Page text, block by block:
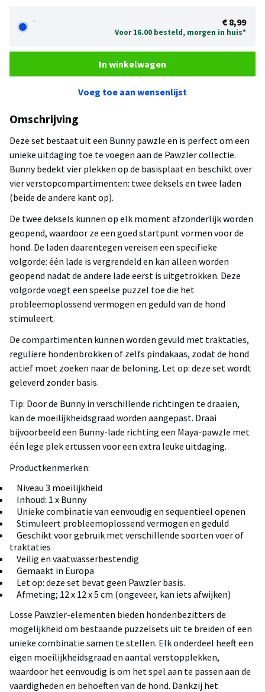
- € 8,99
Voor 16.00 besteld, morgen in huis*
In winkelwagen
Voeg toe aan wensenlijst
Omschrijving
Deze set bestaat uit een Bunny pawzle en is perfect om een
unieke uitdaging toe te voegen aan de Pawzler collectie.
Bunny bedekt vier plekken op de basisplaat en beschikt over
vier verstopcompartimenten: twee deksels en twee laden
(beide de andere kant op).
De twee deksels kunnen op elk moment afzonderlijk worden
geopend, waardoor ze een goed startpunt vormen voor de
hond. De laden daarentegen vereisen een specifieke
volgorde: één lade is vergrendeld en kan alleen worden
geopend nadat de andere lade eerst is uitgetrokken. Deze
volgorde voegt een speelse puzzel toe die het
probleemoplossend vermogen en geduld van de hond
stimuleert.
De compartimenten kunnen worden gevuld met traktaties,
reguliere hondenbrokken of zelfs pindakaas, zodat de hond
actief moet zoeken naar de beloning. Let op: deze set wordt
geleverd zonder basis.
Tip: Door de Bunny in verschillende richtingen te draaien,
kan de moeilijkheidsgraad worden aangepast. Draai
bijvoorbeeld een Bunny-lade richting een Maya-pawzle met
één lege plek ertussen voor een extra leuke uitdaging.
Productkenmerken:
Niveau 3 moeilijkheid
Inhoud: 1 x Bunny
Unieke combinatie van eenvoudig en sequentieel openen
Stimuleert probleemoplossend vermogen en geduld
Geschikt voor gebruik met verschillende soorten voer of
traktaties
Veilig en vaatwasserbestendig
Gemaakt in Europa
Let op: deze set bevat geen Pawzler basis.
Afmeting; 12 x 12 x 5 cm (ongeveer, kan iets afwijken)
Losse Pawzler-elementen bieden hondenbezitters de
mogelijkheid om bestaande puzzelsets uit te breiden of een
unieke combinatie samen te stellen. Elk onderdeel heeft een
eigen moeilijkheidsgraad en aantal verstopplekken,
waardoor het eenvoudig is om het spel aan te passen aan de
vaardigheden en behoeften van de hond. Dankzij het